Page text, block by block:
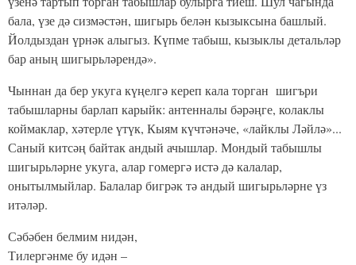
бала, үзе дә сизмәстән, шигырь белән кызыксына башлый.
Йолдыздан үрнәк алыгыз. Күпме табыш, кызыклы детальләр
бар аның шигырьләрендә».
Чыннан да бер укуга күңелгә кереп кала торган шигъри
табышларны барлап карыйк: антенналы бәрәңге, колаклы
коймаклар, хәтерле үтүк, Кыям күчтәнәче, «лайклы Ләйлә»...
Саный китсәң байтак андый ачышлар. Мондый табышлы
шигырьләрне укуга, алар гомергә истә дә калалар,
онытылмыйлар. Балалар бигрәк тә андый шигырьләрне үз
итәләр.
Сәбәбен белмим нидән,
Тилергәнме бу идән –